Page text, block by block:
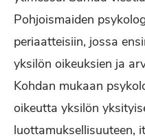
Pohjoismaiden
periaatteisiin, jossa
yksilön oikeuksien ja
Kohdan mukaan
oikeutta yksilön
luottamuksellisuuteen,